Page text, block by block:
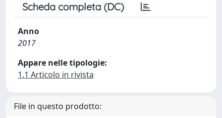
Scheda completa (DC)
Anno
2017
Appare nelle tipologie:
1.1 Articolo in rivista
File in questo prodotto: